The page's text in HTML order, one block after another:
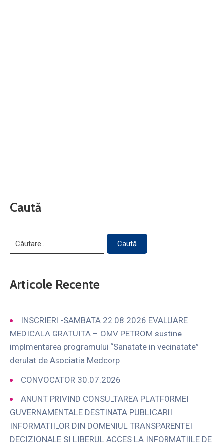
Caută
Articole Recente
INSCRIERI -SAMBATA 22.08.2026 EVALUARE
MEDICALA GRATUITA – OMV PETROM sustine
implmentarea programului “Sanatate in vecinatate”
derulat de Asociatia Medcorp
CONVOCATOR 30.07.2026
ANUNT PRIVIND CONSULTAREA PLATFORMEI
GUVERNAMENTALE DESTINATA PUBLICARII
INFORMATIILOR DIN DOMENIUL TRANSPARENTEI
DECIZIONALE SI LIBERUL ACCES LA INFORMATIILE DE